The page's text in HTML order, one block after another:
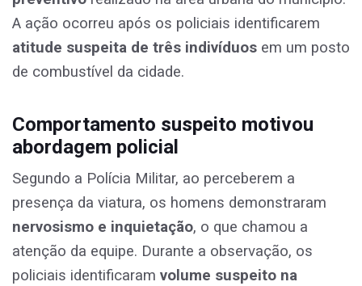
A ação ocorreu após os policiais identificarem
atitude suspeita de três indivíduos em um posto
de combustível da cidade.
Comportamento suspeito motivou
abordagem policial
Segundo a Polícia Militar, ao perceberem a
presença da viatura, os homens demonstraram
nervosismo e inquietação, o que chamou a
atenção da equipe. Durante a observação, os
policiais identificaram volume suspeito na